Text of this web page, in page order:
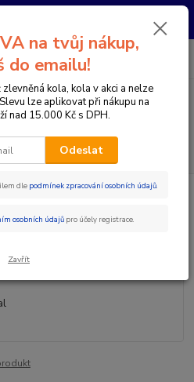
si prosím zavolejte dopředu.
Menu
CZK
Continental MTB 26" AV / DV
26" AV / DV
na tvůj nákup,
do emailu!
kola, kola v akci a nelze
lze aplikovat při nákupu na
nad 15.000 Kč s DPH.
Odeslat
dle podmínek zpracování osobních údajů.
osobních údajů pro účely registrace.
Zavřít